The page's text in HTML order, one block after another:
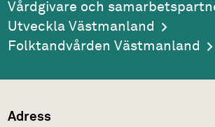
Vårdgivare och
Utveckla Västmanland
Folktandvården Västmanland
Adress